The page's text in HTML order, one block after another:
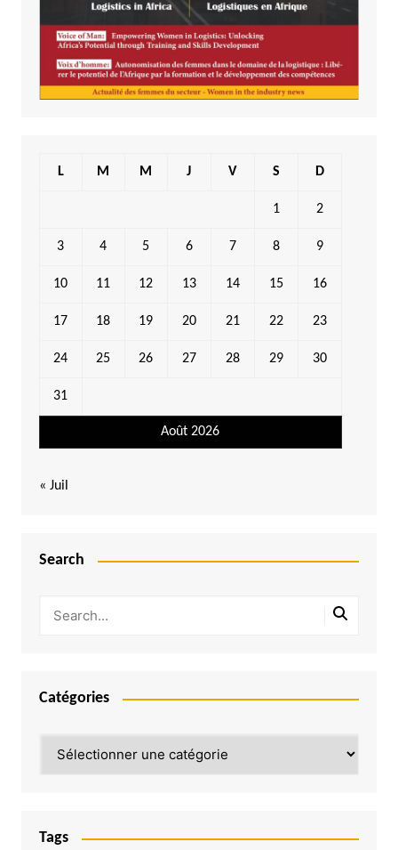
Août 2026
L M M J V S D
1 2
3 4 5 6 7 8 9
10 11 12 13 14 15 16
17 18 19 20 21 22 23
24 25 26 27 28 29 30
31
« Juil
Search
Catégories
Tags